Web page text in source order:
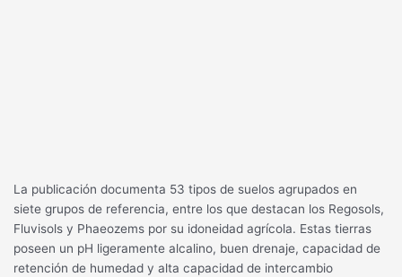
La publicación documenta 53 tipos de suelos agrupados en
siete grupos de referencia, entre los que destacan los Regosols,
Fluvisols y Phaeozems por su idoneidad agrícola. Estas tierras
poseen un pH ligeramente alcalino, buen drenaje, capacidad de
retención de humedad y alta capacidad de intercambio